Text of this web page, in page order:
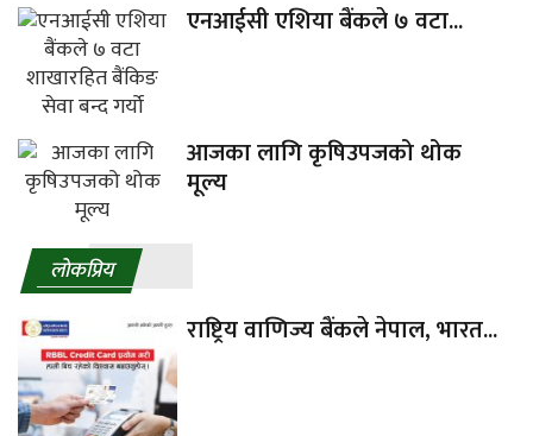
एनआईसी एशिया बैंकले ७ वटा...
आजका लागि कृषिउपजको थोक
मूल्य
लाेकप्रिय
राष्ट्रिय वाणिज्य बैंकले नेपाल, भारत...